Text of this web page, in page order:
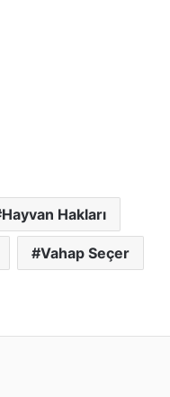
Hayvan Hakları
Vahap Seçer